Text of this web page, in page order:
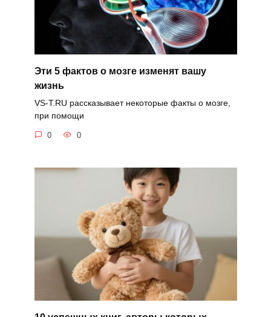
Эти 5 фактов о мозге изменят вашу
жизнь
VS-T.RU рассказывает некоторые факты о мозге,
при помощи
0 0